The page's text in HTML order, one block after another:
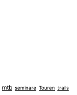
mtb seminare Touren trails